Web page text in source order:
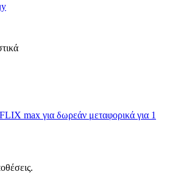
max για δωρεάν μεταφορικά για 1